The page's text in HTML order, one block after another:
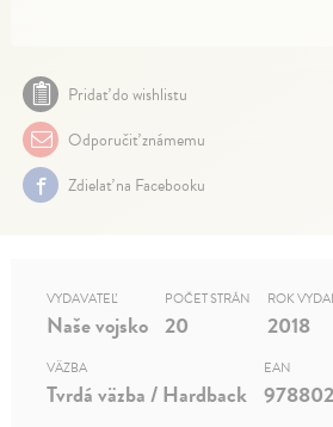
Pridať do wishlistu
Odporučiť známemu
Zdielať na Facebooku
VYDAVATEĽ
Naše vojsko
POČET STRÁN
20
ROK
2018
VÄZBA
Tvrdá väzba / Hardback
EAN